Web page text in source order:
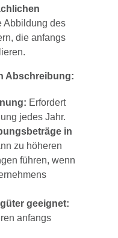
Abbildung des
die anfangs
Abschreibung:
Erfordert
jedes Jahr.
in
zu höheren
führen, wenn
geeignet:
anfangs